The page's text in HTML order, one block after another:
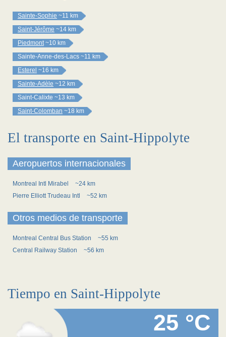
Sainte-Sophie ~11 km
Saint-Jérôme ~14 km
Piedmont ~10 km
Sainte-Anne-des-Lacs ~11 km
Esterel ~16 km
Sainte-Adèle ~12 km
Saint-Calixte ~13 km
Saint-Colomban ~18 km
El transporte en Saint-Hippolyte
Aeropuertos internacionales
Montreal Intl Mirabel
~24 km
Pierre Elliott Trudeau Intl
~52 km
Otros medios de transporte
Montreal Central Bus Station
~55 km
Central Railway Station
~56 km
Tiempo en Saint-Hippolyte
25 °C